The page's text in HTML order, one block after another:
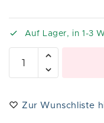
Auf Lager, in 1-3
Zur Wunschliste